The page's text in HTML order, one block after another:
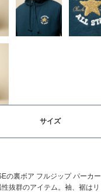
サイズ
の裏ボア フルジップ パーカー
抜群のアイテム。袖、裾はリ